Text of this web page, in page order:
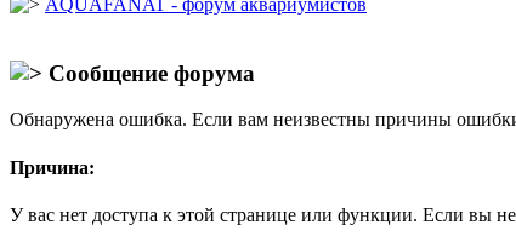
AQUAFANAT - форум аквариумистов
Сообщение форума
Обнаружена ошибка. Если вам неизвестны причины
Причина:
У вас нет доступа к этой странице или функции. Если вы